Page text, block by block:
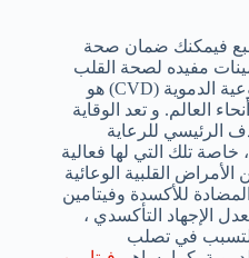
فيمكنك ضمان صحة
مفيده لصحة القلب
وكفاءة عمله . ان مرض القلب والأوعية الدموية (CVD) هو
العالم. و تعد الوقاية
الرئيسي للرعاية
خاصة تلك التي لها فعالية
القلبية الوعائية
للأكسدة وفيتامين
الإجهاد التأكسدي ،
في تصلب